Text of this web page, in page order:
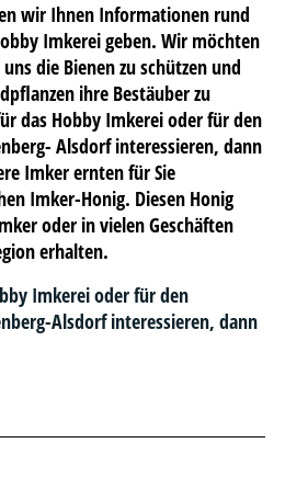
wir Ihnen Informationen rund
Imkerei geben. Wir möchten
die Bienen zu schützen und
ihre Bestäuber zu
das Hobby Imkerei oder für den
Alsdorf interessieren, dann
Imker ernten für Sie
Imker-Honig. Diesen Honig
oder in vielen Geschäften
erhalten.
Imkerei oder für den
Alsdorf interessieren, dann